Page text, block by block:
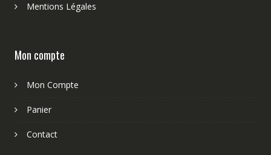
Mentions Légales
Mon compte
Mon Compte
Panier
Contact